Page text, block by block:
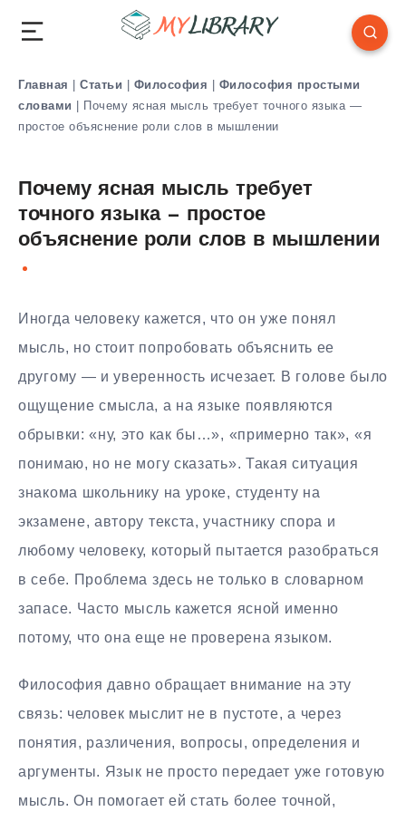
Главная | Статьи | Философия | Философия простыми
словами | Почему ясная мысль требует точного языка —
простое объяснение роли слов в мышлении
Почему ясная мысль требует
точного языка — простое
объяснение роли слов в мышлении
Иногда человеку кажется, что он уже понял
мысль, но стоит попробовать объяснить ее
другому — и уверенность исчезает. В голове было
ощущение смысла, а на языке появляются
обрывки: «ну, это как бы…», «примерно так», «я
понимаю, но не могу сказать». Такая ситуация
знакома школьнику на уроке, студенту на
экзамене, автору текста, участнику спора и
любому человеку, который пытается разобраться
в себе. Проблема здесь не только в словарном
запасе. Часто мысль кажется ясной именно
потому, что она еще не проверена языком.
Философия давно обращает внимание на эту
связь: человек мыслит не в пустоте, а через
понятия, различения, вопросы, определения и
аргументы. Язык не просто передает уже готовую
мысль. Он помогает ей стать более точной,